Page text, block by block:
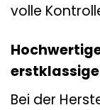
volle
Bei der